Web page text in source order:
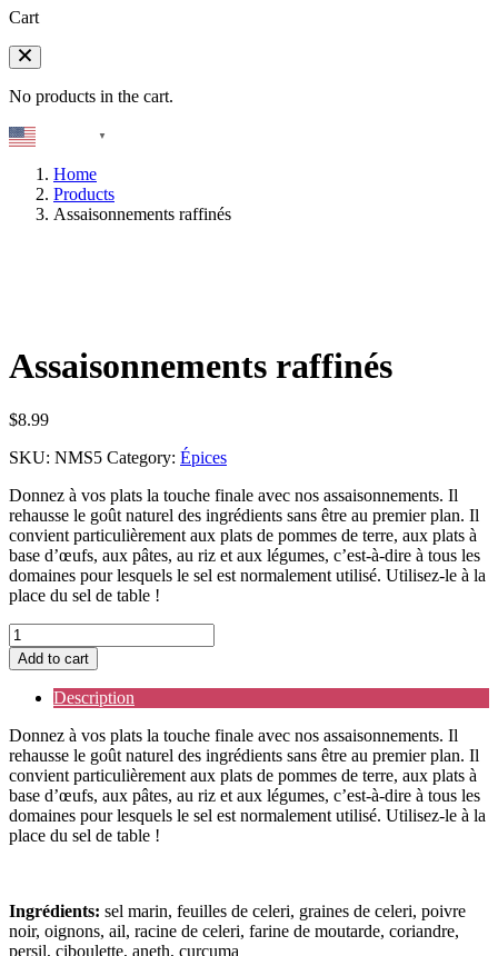
Cart
No products in the cart.
▼
Home
Products
Assaisonnements raffinés
Assaisonnements raffinés
$8.99
SKU: NMS5 Category: Épices
Donnez à vos plats la touche finale avec nos assaisonnements. Il
rehausse le goût naturel des ingrédients sans être au premier plan. Il
convient particulièrement aux plats de pommes de terre, aux plats à
base d’œufs, aux pâtes, au riz et aux légumes, c’est-à-dire à tous les
domaines pour lesquels le sel est normalement utilisé. Utilisez-le à la
place du sel de table !
Assaisonnements
raffinés
quantity
Add to cart
Description
Donnez à vos plats la touche finale avec nos assaisonnements. Il
rehausse le goût naturel des ingrédients sans être au premier plan. Il
convient particulièrement aux plats de pommes de terre, aux plats à
base d’œufs, aux pâtes, au riz et aux légumes, c’est-à-dire à tous les
domaines pour lesquels le sel est normalement utilisé. Utilisez-le à la
place du sel de table !
Ingrédients: sel marin, feuilles de celeri, graines de celeri, poivre
noir, oignons, ail, racine de celeri, farine de moutarde, coriandre,
persil, ciboulette, aneth, curcuma